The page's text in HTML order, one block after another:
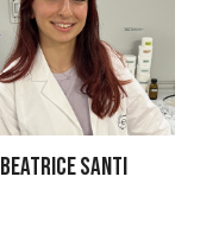
BEATRICE SANTI